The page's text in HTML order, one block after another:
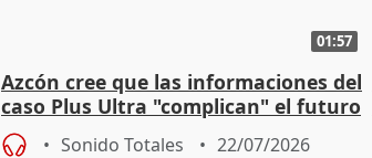
01:57
Azcón cree que las informaciones del
caso Plus Ultra "complican" el futuro
judicial de Zapatero
Sonido Totales 22/07/2026